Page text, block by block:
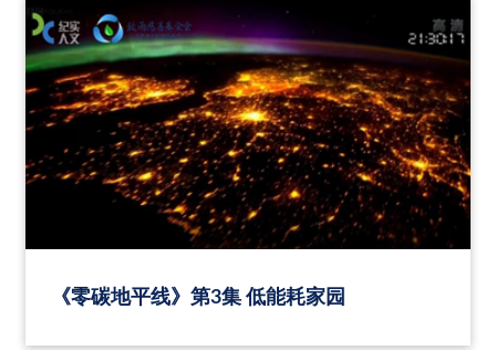
《零碳地平线》第3集 低能耗家园